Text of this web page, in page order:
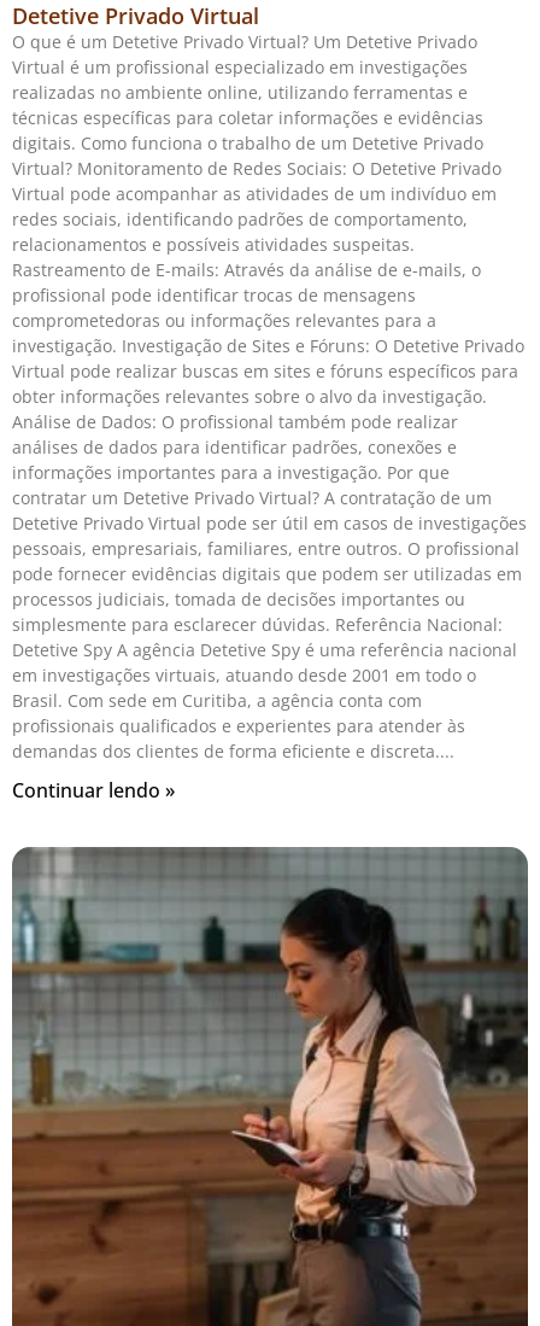
Detetive Privado Virtual
O que é um Detetive Privado Virtual? Um Detetive Privado
Virtual é um profissional especializado em investigações
realizadas no ambiente online, utilizando ferramentas e
técnicas específicas para coletar informações e evidências
digitais. Como funciona o trabalho de um Detetive Privado
Virtual? Monitoramento de Redes Sociais: O Detetive Privado
Virtual pode acompanhar as atividades de um indivíduo em
redes sociais, identificando padrões de comportamento,
relacionamentos e possíveis atividades suspeitas.
Rastreamento de E-mails: Através da análise de e-mails, o
profissional pode identificar trocas de mensagens
comprometedoras ou informações relevantes para a
investigação. Investigação de Sites e Fóruns: O Detetive Privado
Virtual pode realizar buscas em sites e fóruns específicos para
obter informações relevantes sobre o alvo da investigação.
Análise de Dados: O profissional também pode realizar
análises de dados para identificar padrões, conexões e
informações importantes para a investigação. Por que
contratar um Detetive Privado Virtual? A contratação de um
Detetive Privado Virtual pode ser útil em casos de investigações
pessoais, empresariais, familiares, entre outros. O profissional
pode fornecer evidências digitais que podem ser utilizadas em
processos judiciais, tomada de decisões importantes ou
simplesmente para esclarecer dúvidas. Referência Nacional:
Detetive Spy A agência Detetive Spy é uma referência nacional
em investigações virtuais, atuando desde 2001 em todo o
Brasil. Com sede em Curitiba, a agência conta com
profissionais qualificados e experientes para atender às
demandas dos clientes de forma eficiente e discreta.
Continuar lendo »